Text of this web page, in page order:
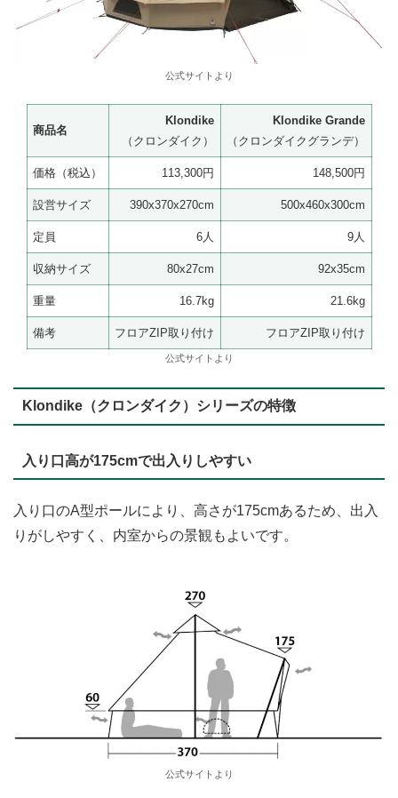
公式サイトより
商品名
Klondike
（クロンダイク）
Klondike Grande
（クロンダイクグランデ）
価格（税込） 113,300円 148,500円
設営サイズ 390x370x270cm 500x460x300cm
定員 6人 9人
収納サイズ 80x27cm 92x35cm
重量 16.7kg 21.6kg
備考 フロアZIP取り付け フロアZIP取り付け
公式サイトより
Klondike（クロンダイク）シリーズの特徴
入り口高が175cmで出入りしやすい
入り口のA型ポールにより、高さが175cmあるため、出入
りがしやすく、内室からの景観もよいです。
公式サイトより